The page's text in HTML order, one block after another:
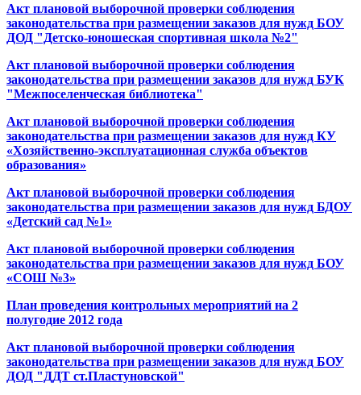
Акт плановой выборочной проверки соблюдения
законодательства при размещении заказов для нужд БОУ
ДОД "Детско-юношеская спортивная школа №2"
Акт плановой выборочной проверки соблюдения
законодательства при размещении заказов для нужд БУК
"Межпоселенческая библиотека"
Акт плановой выборочной проверки соблюдения
законодательства при размещении заказов для нужд КУ
«Хозяйственно-эксплуатационная служба объектов
образования»
Акт плановой выборочной проверки соблюдения
законодательства при размещении заказов для нужд БДОУ
«Детский сад №1»
Акт плановой выборочной проверки соблюдения
законодательства при размещении заказов для нужд БОУ
«СОШ №3»
План проведения контрольных мероприятий на 2
полугодие 2012 года
Акт плановой выборочной проверки соблюдения
законодательства при размещении заказов для нужд БОУ
ДОД "ДДТ ст.Пластуновской"